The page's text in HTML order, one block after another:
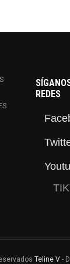
REDES
Teline V -